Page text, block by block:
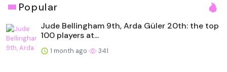
Popular
Jude Bellingham 9th, Arda Güler 20th: the top
100 players at...
1 month ago 341